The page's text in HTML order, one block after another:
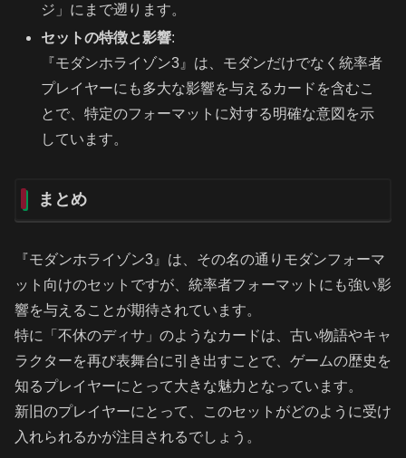
ジ」にまで遡ります。
セットの特徴と影響:
『モダンホライゾン3』は、モダンだけでなく統率者
プレイヤーにも多大な影響を与えるカードを含むこ
とで、特定のフォーマットに対する明確な意図を示
しています。
まとめ
『モダンホライゾン3』は、その名の通りモダンフォーマ
ット向けのセットですが、統率者フォーマットにも強い影
響を与えることが期待されています。
特に「不休のディサ」のようなカードは、古い物語やキャ
ラクターを再び表舞台に引き出すことで、ゲームの歴史を
知るプレイヤーにとって大きな魅力となっています。
新旧のプレイヤーにとって、このセットがどのように受け
入れられるかが注目されるでしょう。